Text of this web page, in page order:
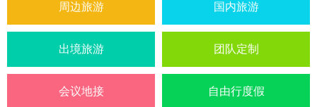
周边旅游 国内旅游
出境旅游 团队定制
会议地接 自由行度假